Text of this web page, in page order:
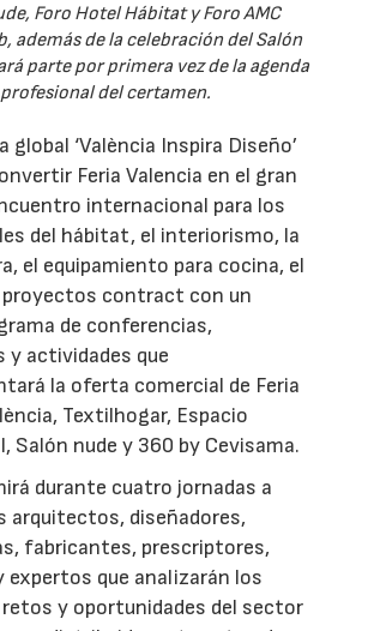
Foro Hotel Hábitat y Foro AMC
además de la celebración del Salón
parte por primera vez de la agenda
profesional del certamen.
global ‘València Inspira Diseño’
Feria Valencia en el gran
internacional para los
del hábitat, el interiorismo, la
el equipamiento para cocina, el
contract con un
de conferencias,
y actividades que
la oferta comercial de Feria
Textilhogar, Espacio
Salón nude y 360 by Cevisama.
durante cuatro jornadas a
arquitectos, diseñadores,
fabricantes, prescriptores,
expertos que analizarán los
y oportunidades del sector